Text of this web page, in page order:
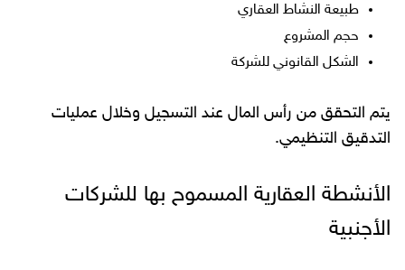
طبيعة النشاط العقاري
حجم المشروع
الشكل القانوني للشركة
يتم التحقق من رأس المال عند التسجيل وخلال عمليات
التدقيق التنظيمي.
الأنشطة العقارية المسموح بها للشركات
الأجنبية